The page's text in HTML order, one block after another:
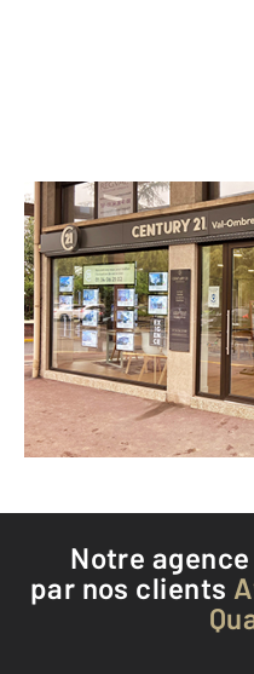
CENTURY
29 avenue
SOISY SOUS
Notre
par nos clients